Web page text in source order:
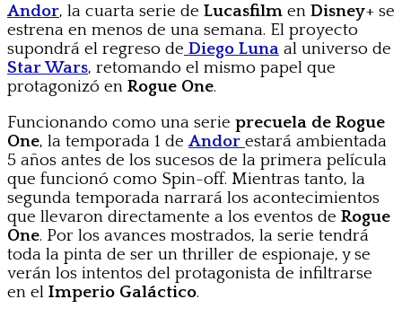
Andor, la cuarta serie de Lucasfilm en Disney+ se
estrena en menos de una semana. El proyecto
supondrá el regreso de Diego Luna al universo de
Star Wars, retomando el mismo papel que
protagonizó en Rogue One.
Funcionando como una serie precuela de Rogue
One, la temporada 1 de Andor estará ambientada
5 años antes de los sucesos de la primera película
que funcionó como Spin-off. Mientras tanto, la
segunda temporada narrará los acontecimientos
que llevaron directamente a los eventos de Rogue
One. Por los avances mostrados, la serie tendrá
toda la pinta de ser un thriller de espionaje, y se
verán los intentos del protagonista de infiltrarse
en el Imperio Galáctico.